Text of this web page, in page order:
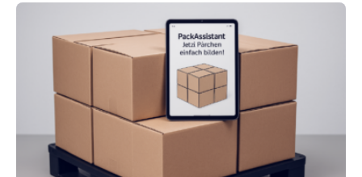
Die zugrunde liegende Methodik lässt sich auf alle
anderen Maschinen übertragen. Eine Falzmaschine
umzurüsten ist ein Job für echte Profis. Eine solche
Maschine faltet in Druckereien Broschüren, Prospekte,
Landkarten und vieles mehr – mehrere Zehntausend
Exemplare pro Stunde. Je nach Maschinentyp und
Auftrag kann das Umrüsten…